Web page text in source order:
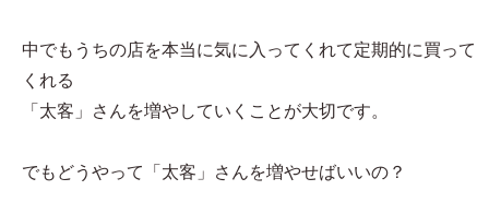
中でもうちの店を本当に気に入ってくれて定期的に買って
くれる
「太客」さんを増やしていくことが大切です。
でもどうやって「太客」さんを増やせばいいの？